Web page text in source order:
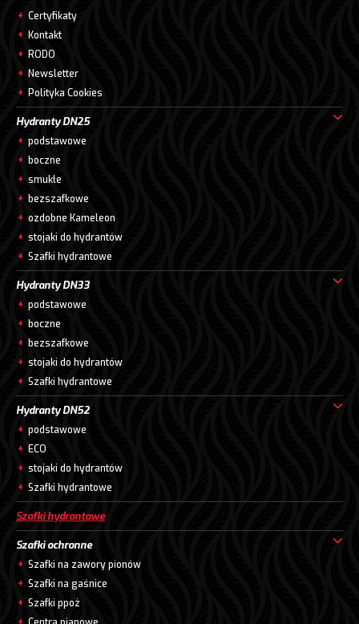
Certyfikaty
Kontakt
RODO
Newsletter
Polityka Cookies
Hydranty DN25
podstawowe
boczne
smukłe
bezszafkowe
ozdobne Kameleon
stojaki do hydrantów
Szafki hydrantowe
Hydranty DN33
podstawowe
boczne
bezszafkowe
stojaki do hydrantów
Szafki hydrantowe
Hydranty DN52
podstawowe
ECO
stojaki do hydrantów
Szafki hydrantowe
Szafki hydrantowe
Szafki ochronne
Szafki na zawory pionów
Szafki na gaśnice
Szafki ppoż